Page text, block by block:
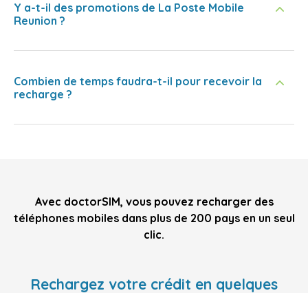
Y a-t-il des promotions de La Poste Mobile
Reunion ?
Combien de temps faudra-t-il pour recevoir la
recharge ?
Avec doctorSIM, vous pouvez recharger des
téléphones mobiles dans plus de 200 pays en un seul
clic.
Rechargez votre crédit en quelques